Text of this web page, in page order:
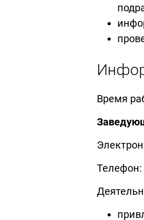
Время
Телефон: